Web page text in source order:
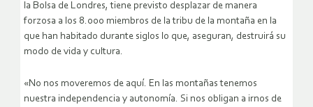
la Bolsa de Londres, tiene previsto desplazar de manera
forzosa a los 8.000 miembros de la tribu de la montaña en la
que han habitado durante siglos lo que, aseguran, destruirá su
modo de vida y cultura.
«No nos moveremos de aquí. En las montañas tenemos
nuestra independencia y autonomía. Si nos obligan a irnos de